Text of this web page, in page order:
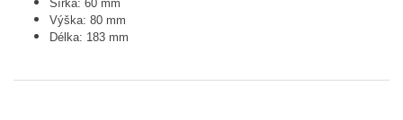
Šířka: 60 mm
Výška: 80 mm
Délka: 183 mm